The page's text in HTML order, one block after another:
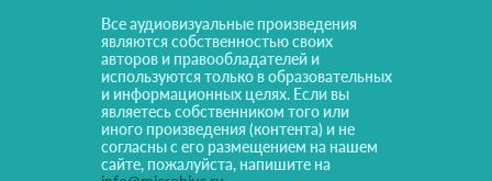
Все аудиовизуальные произведения
являются собственностью своих
авторов и правообладателей и
используются только в образовательных
и информационных целях. Если вы
являетесь собственником того или
иного произведения (контента) и не
согласны с его размещением на нашем
сайте, пожалуйста, напишите на